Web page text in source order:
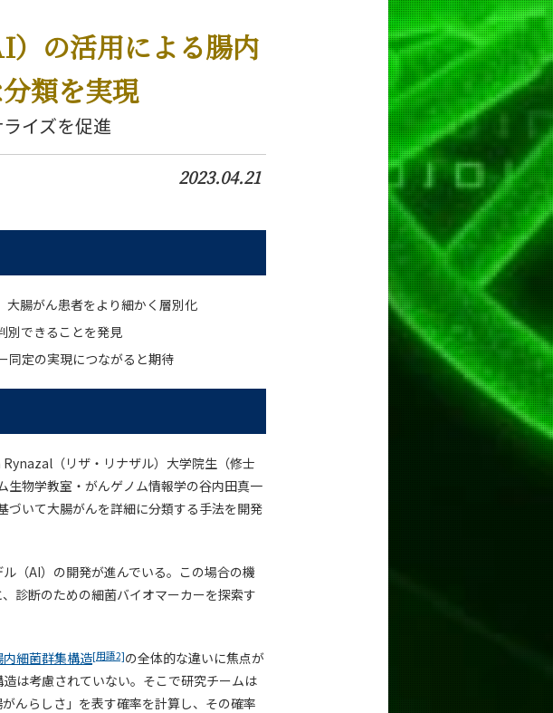
の活用による腸内
類を実現
イズを促進
2023.04.21
大腸がん患者をより細かく層別化
別できることを発見
同定の実現につながると期待
（リザ・リナザル）大学院生（修士
生物学教室・がんゲノム情報学の谷内田真一
づいて大腸がんを詳細に分類する手法を開発
（AI）の開発が進んでいる。この場合の機
診断のための細菌バイオマーカーを探索す
内細菌群集構造[用語2]の全体的な違いに焦点が
は考慮されていない。そこで研究チームは
んらしさ」を表す確率を計算し、その確率